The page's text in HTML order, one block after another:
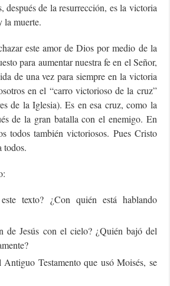
después de la resurrección, es la victoria
la muerte.
este amor de Dios por medio de la
para aumentar nuestra fe en el Señor,
de una vez para siempre en la victoria
en el “carro victorioso de la cruz”
de la Iglesia). Es en esa cruz, como la
de la gran batalla con el enemigo. En
todos también victoriosos. Pues Cristo
todos.
texto? ¿Con quién está hablando
de Jesús con el cielo? ¿Quién bajó del
Antiguo Testamento que usó Moisés, se